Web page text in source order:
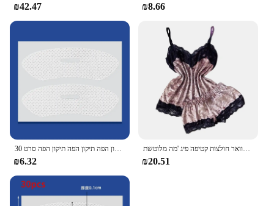
₪42.47 ₪8.66
30 יח'\קופסא נגד נחירות מדבקות למבוגרים שינה לילה, שפה האף נשימה שיפור תיקון הפה תיקון הפה תיקון הפה סרט
₪6.32
סקסי הלבשה תחתונה נשים שינה ללבוש מכנסיים קצרים קשת קמול הצוואר חולצות קטיפה פיג 'מה מלוטשת пижама жама женская חם
₪20.51